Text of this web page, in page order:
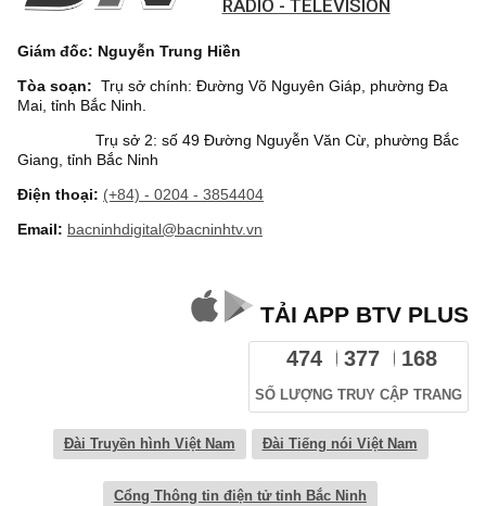
RADIO - TELEVISION
Giám đốc: Nguyễn Trung Hiền
Tòa soạn: Trụ sở chính: Đường Võ Nguyên Giáp, phường Đa
Mai, tỉnh Bắc Ninh.
Trụ sở 2: số 49 Đường Nguyễn Văn Cừ, phường Bắc
Giang, tỉnh Bắc Ninh
Điện thoại: (+84) - 0204 - 3854404
Email: bacninhdigital@bacninhtv.vn
TẢI APP BTV PLUS
474 377 168
SỐ LƯỢNG TRUY CẬP TRANG
Đài Truyền hình Việt Nam Đài Tiếng nói Việt Nam
Cổng Thông tin điện tử tỉnh Bắc Ninh